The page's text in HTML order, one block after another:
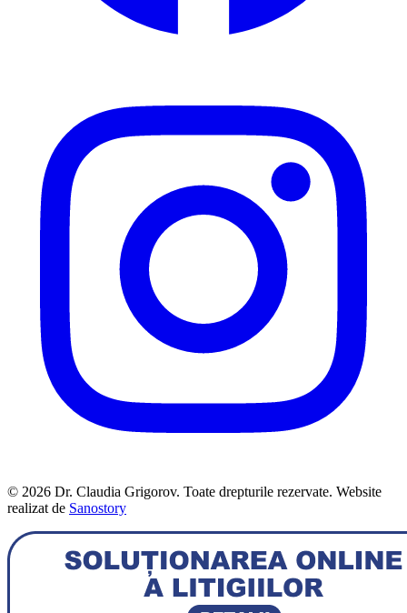
© 2026 Dr. Claudia Grigorov. Toate drepturile rezervate. Website
realizat de Sanostory